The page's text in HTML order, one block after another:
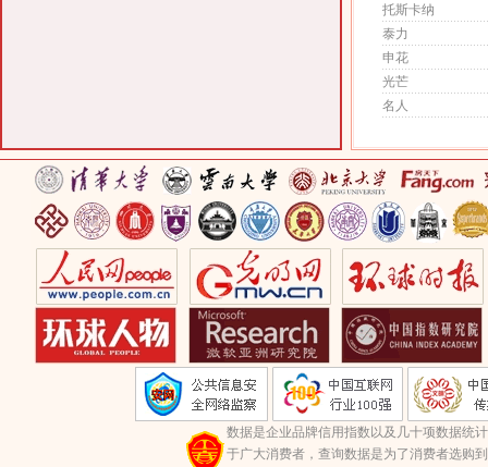
托斯卡纳
泰力
申花
光芒
名人
数据是企业品牌信用指数以及几十项数据统
于广大消费者，查询数据是为了消费者选购